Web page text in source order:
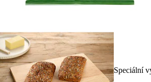
Speciální